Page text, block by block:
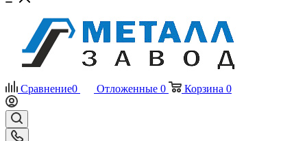
Сравнение0 Отложенные 0 Корзина 0